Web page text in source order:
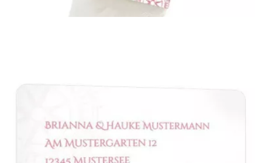
Banderole für Taschentücher
{farbicons}